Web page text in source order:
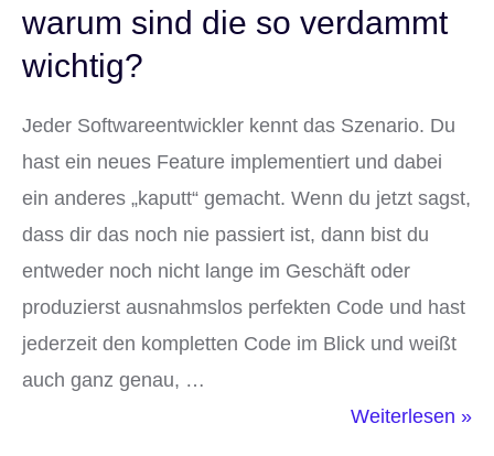
warum sind die so verdammt
wichtig?
Jeder Softwareentwickler kennt das Szenario. Du
hast ein neues Feature implementiert und dabei
ein anderes „kaputt“ gemacht. Wenn du jetzt sagst,
dass dir das noch nie passiert ist, dann bist du
entweder noch nicht lange im Geschäft oder
produzierst ausnahmslos perfekten Code und hast
jederzeit den kompletten Code im Blick und weißt
auch ganz genau, …
Was
Weiterlesen »